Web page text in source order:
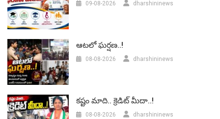
09-08-2026 dharshininews
ఆటలో ఘర్షణ..!
08-08-2026 dharshininews
కష్టం మాది.. క్రెడిట్ మీదా..!
08-08-2026 dharshininews